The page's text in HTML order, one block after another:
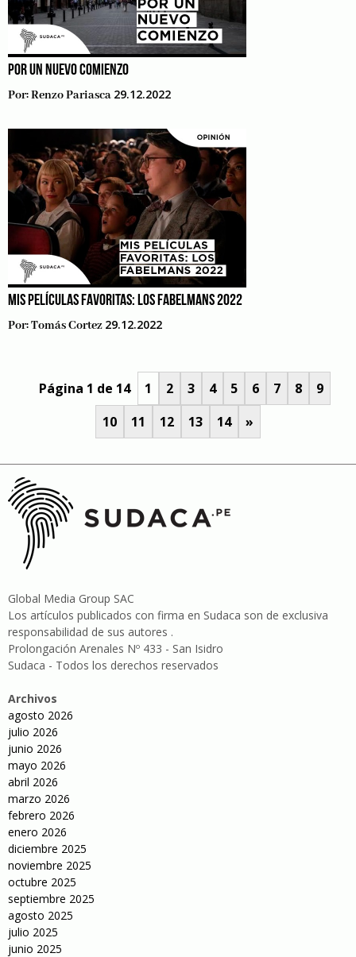
POR UN NUEVO COMIENZO
Por:Renzo Pariasca 29.12.2022
MIS PELÍCULAS FAVORITAS: LOS FABELMANS 2022
Por:Tomás Cortez 29.12.2022
Página 1 de 14 1 2 3 4 5 6 7 8
9
10
11 12 13 14 »
Global Media Group SAC
Los artículos publicados con firma en Sudaca son de exclusiva
responsabilidad de sus autores .
Prolongación Arenales Nº 433 - San Isidro
Sudaca - Todos los derechos reservados
Archivos
agosto 2026
julio 2026
junio 2026
mayo 2026
abril 2026
marzo 2026
febrero 2026
enero 2026
diciembre 2025
noviembre 2025
octubre 2025
septiembre 2025
agosto 2025
julio 2025
junio 2025